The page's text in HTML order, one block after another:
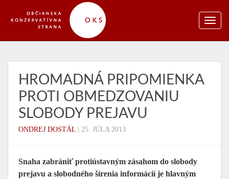
HROMADNÁ PRIPOMIENKA
PROTI OBMEDZOVANIU
SLOBODY PREJAVU
ONDREJ DOSTÁL 25. JÚLA 2013
Snaha zabrániť protiústavným zásahom do slobody
prejavu a slobodného šírenia informácií je hlavným